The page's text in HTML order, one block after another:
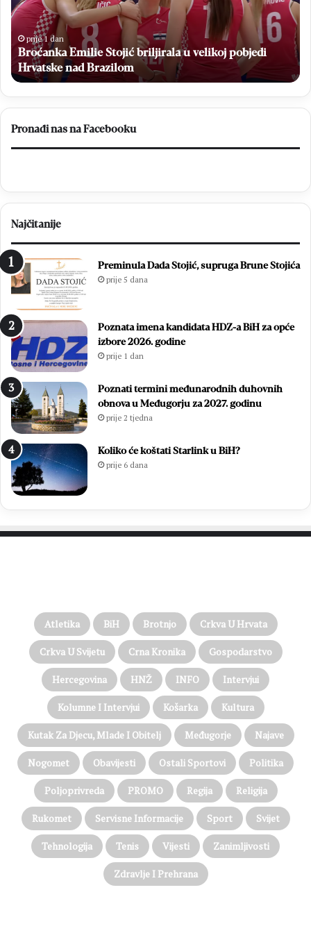
Zvonimir
Ćavar
ponovno
poznatom
dresu
prije 1 dan
Veliki povratak u MNK Brotnjo: Zvonimir Ćavar
ponovno u poznatom dresu
Pronađi nas na Facebooku
Najčitanije
Preminula Dada Stojić, supruga Brune Stojića
prije 5 dana
Poznata imena kandidata HDZ-a BiH za opće
izbore 2026. godine
prije 1 dan
Poznati termini međunarodnih duhovnih
obnova u Međugorju za 2027. godinu
prije 2 tjedna
Koliko će koštati Starlink u BiH?
prije 6 dana
Atletika BiH Brotnjo Crkva U Hrvata
Crkva U Svijetu Crna Kronika Gospodarstvo
Hercegovina HNŽ INFO Intervjui
Kolumne I Intervjui Košarka Kultura
Kutak Za Djecu, Mlade I Obitelj Međugorje Najave
Nogomet Obavijesti Ostali Sportovi Politika
Poljoprivreda PROMO Regija Religija
Rukomet Servisne Informacije Sport Svijet
Tehnologija Tenis Vijesti Zanimljivosti
Zdravlje I Prehrana